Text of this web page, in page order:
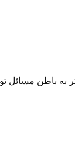
به باطن مسائل